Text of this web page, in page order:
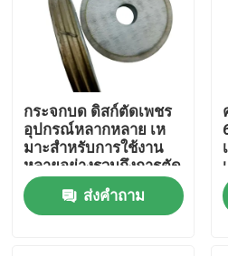
เกี่ยวกับเรา
ทัวร์โรงงาน
ควบคุมคุณภาพ
ติดต่อเรา
กระจกบด ดิสก์ตัดเพชร
อุปกรณ์หลากหลาย เห
มาะสําหรับการใช้งาน
หลายอย่างรวมถึงการตัด
กระจกและหิน
ส่งคำถาม